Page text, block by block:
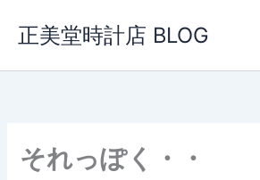
ス
正美堂時計店 BLOG
それっぽく・・